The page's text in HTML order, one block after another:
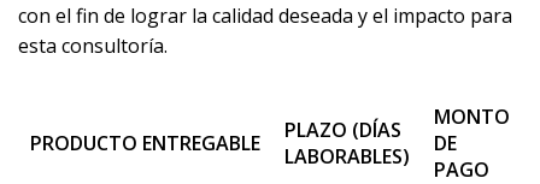
con el fin de lograr la calidad deseada y el impacto para
esta consultoría.
PRODUCTO ENTREGABLE
PLAZO (DÍAS
LABORABLES)
MONTO
DE
PAGO